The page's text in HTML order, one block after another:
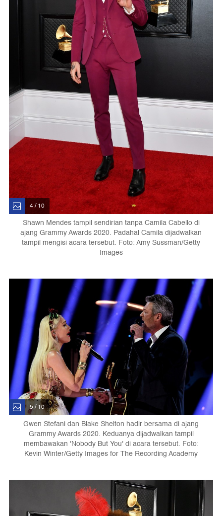
4 / 10
Shawn Mendes tampil sendirian tanpa Camila Cabello di
ajang Grammy Awards 2020. Padahal Camila dijadwalkan
tampil mengisi acara tersebut. Foto: Amy Sussman/Getty
Images
5 / 10
Gwen Stefani dan Blake Shelton hadir bersama di ajang
Grammy Awards 2020. Keduanya dijadwalkan tampil
membawakan 'Nobody But You' di acara tersebut. Foto:
Kevin Winter/Getty Images for The Recording Academy